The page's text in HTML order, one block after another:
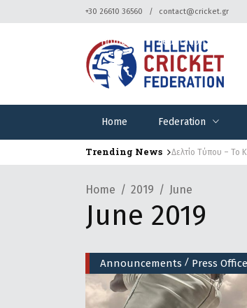
+30 26610 36560 contact@cricket.gr
Home Federation
Home Federation
Trending News Δελτίο Τύπου – Το
Home 2019 June
June 2019
Announcements / Press Office